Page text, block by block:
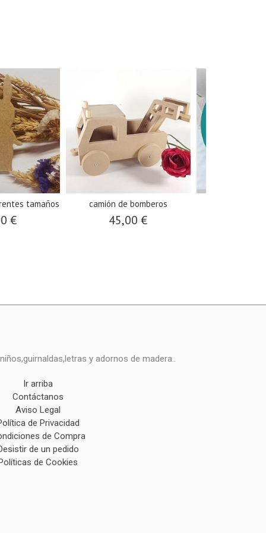
tamaños
€
camión de bomberos
45,00 €
y adornos de madera..
Ir arriba
Contáctanos
Aviso Legal
de Privacidad
de Compra
de un pedido
de Cookies